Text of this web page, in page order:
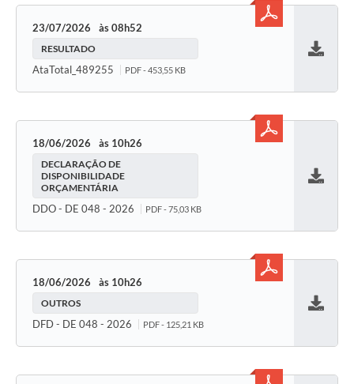
23/07/2026 08h52
RESULTADO
AtaTotal_489255 PDF - 453,55 KB
18/06/2026 10h26
DECLARAÇÃO DE
DISPONIBILIDADE
ORÇAMENTÁRIA
DDO - DE 048 - 2026 PDF - 75,03 KB
18/06/2026 10h26
OUTROS
DFD - DE 048 - 2026 PDF - 125,21 KB